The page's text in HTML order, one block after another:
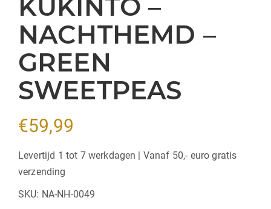
KUKINTO –
NACHTHEMD –
GREEN
SWEETPEAS
€59,99
Levertijd 1 tot 7 werkdagen | Vanaf 50,- euro gratis
verzending
SKU: NA-NH-0049